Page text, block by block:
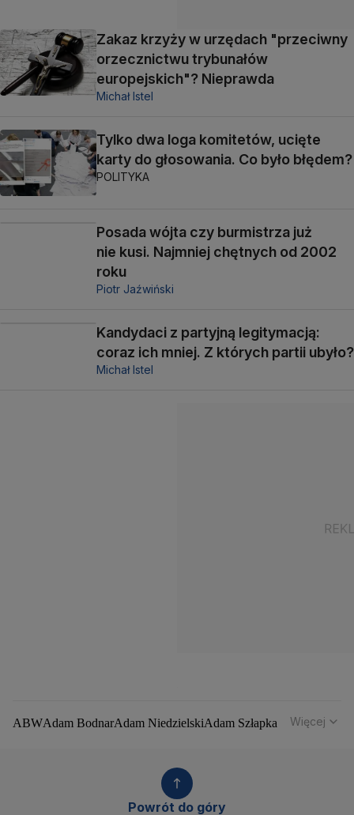
Zakaz krzyży w urzędach "przeciwny
orzecznictwu trybunałów
europejskich"? Nieprawda
Michał Istel
Tylko dwa loga komitetów, ucięte
karty do głosowania. Co było błędem?
POLITYKA
Posada wójta czy burmistrza już
nie kusi. Najmniej chętnych od 2002
roku
Piotr Jaźwiński
Kandydaci z partyjną legitymacją:
coraz ich mniej. Z których partii ubyło?
Michał Istel
ABWAdam BodnarAdam NiedzielskiAdam Szłapka
Aleksander Kwaśniewski
Alert RCB
Więcej
Powrót do góry